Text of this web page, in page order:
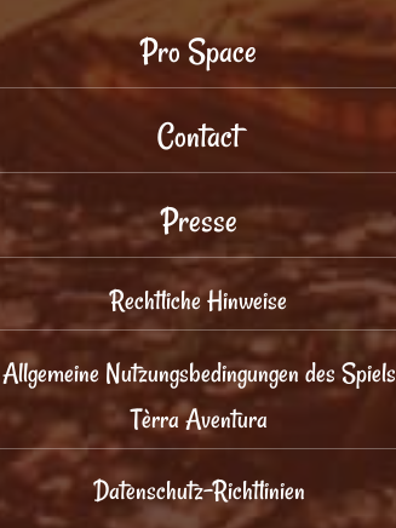
Pro Space
Contact
Presse
Rechtliche Hinweise
Allgemeine Nutzungsbedingungen des Spiels
Tèrra Aventura
Datenschutz-Richtlinien